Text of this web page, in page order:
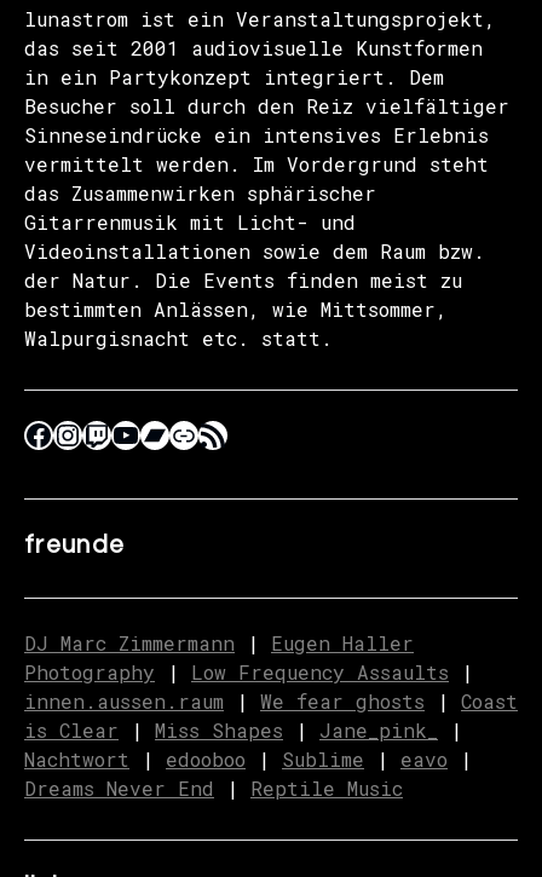
lunastrom ist ein Veranstaltungsprojekt,
das seit 2001 audiovisuelle Kunstformen
in ein Partykonzept integriert. Dem
Besucher soll durch den Reiz vielfältiger
Sinneseindrücke ein intensives Erlebnis
vermittelt werden. Im Vordergrund steht
das Zusammenwirken sphärischer
Gitarrenmusik mit Licht- und
Videoinstallationen sowie dem Raum bzw.
der Natur. Die Events finden meist zu
bestimmten Anlässen, wie Mittsommer,
Walpurgisnacht etc. statt.
freunde
DJ Marc Zimmermann | Eugen Haller
Photography | Low Frequency Assaults |
innen.aussen.raum | We fear ghosts | Coast
is Clear | Miss Shapes | Jane_pink_
|
Nachtwort | edooboo | Sublime | eavo |
Dreams Never End | Reptile Music